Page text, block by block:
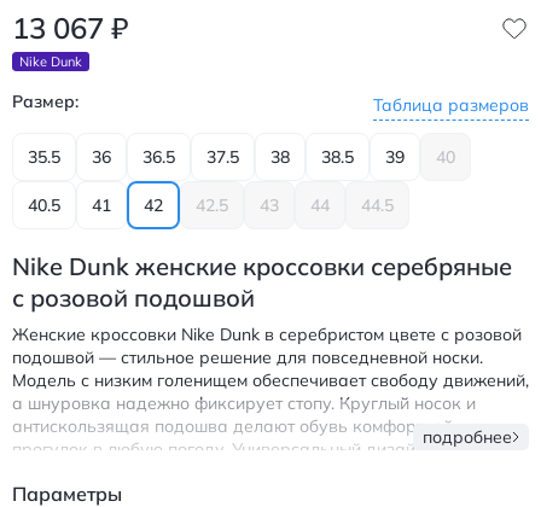
13 067 ₽
Nike Dunk
Размер: Таблица размеров
35.5 36 36.5 37.5 38 38.5 39 40
40.5 41 42 42.5 43 44 44.5
Nike Dunk женские кроссовки серебряные
с розовой подошвой
Женские кроссовки Nike Dunk в серебристом цвете с розовой
подошвой — стильное решение для повседневной носки.
Модель с низким голенищем обеспечивает свободу движений,
а шнуровка надежно фиксирует стопу. Круглый носок и
антискользящая подошва делают обувь комфортной для
прогулок в любую погоду. Универсальный дизайн подходит
спортивными брюками.
подробнее
Параметры